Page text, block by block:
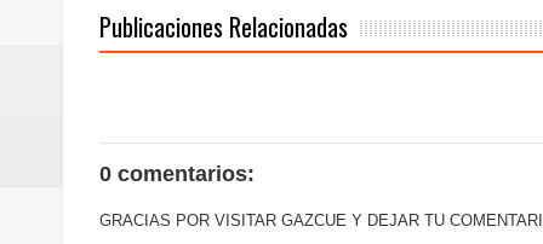
Publicaciones Relacionadas
0 comentarios:
GRACIAS POR VISITAR GAZCUE Y DEJAR TU